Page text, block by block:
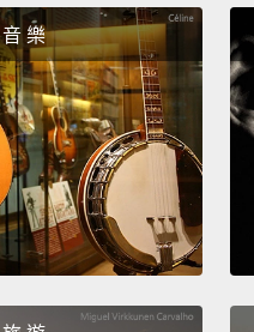
在下面的留言上讓我知
你向來最愛的糖果是什
BabyLeague 頻道好看
youtube.com/
見。
音 樂